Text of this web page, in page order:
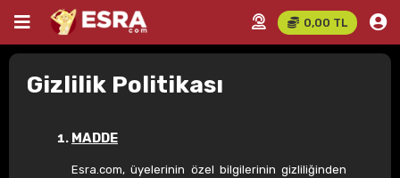
0,00 TL
Gizlilik Politikası
MADDE
Esra.com, üyelerinin özel bilgilerinin gizliliğinden